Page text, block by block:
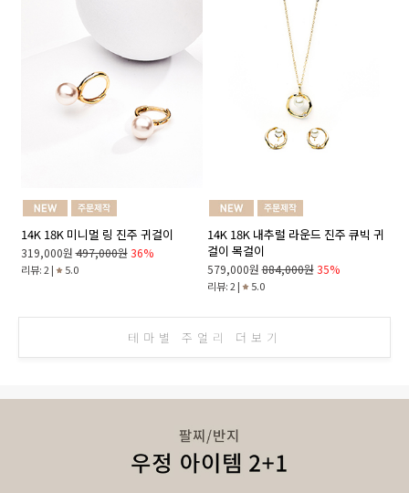
14K 18K 미니멀 링 진주 귀걸이
319,000원 497,000원 36%
리뷰: 2 | 5.0
14K 18K 내추럴 라운드 진주 큐빅 귀
걸이 목걸이
579,000원 884,000원 35%
리뷰: 2 | 5.0
테마별 주얼리 더보기